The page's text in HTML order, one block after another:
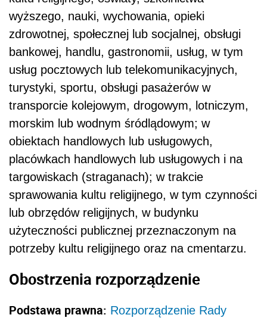
wyższego, nauki, wychowania, opieki
zdrowotnej, społecznej lub socjalnej, obsługi
bankowej, handlu, gastronomii, usług, w tym
usług pocztowych lub telekomunikacyjnych,
turystyki, sportu, obsługi pasażerów w
transporcie kolejowym, drogowym, lotniczym,
morskim lub wodnym śródlądowym; w
obiektach handlowych lub usługowych,
placówkach handlowych lub usługowych i na
targowiskach (straganach); w trakcie
sprawowania kultu religijnego, w tym czynności
lub obrzędów religijnych, w budynku
użyteczności publicznej przeznaczonym na
potrzeby kultu religijnego oraz na cmentarzu.
Obostrzenia rozporządzenie
Podstawa prawna: Rozporządzenie Rady